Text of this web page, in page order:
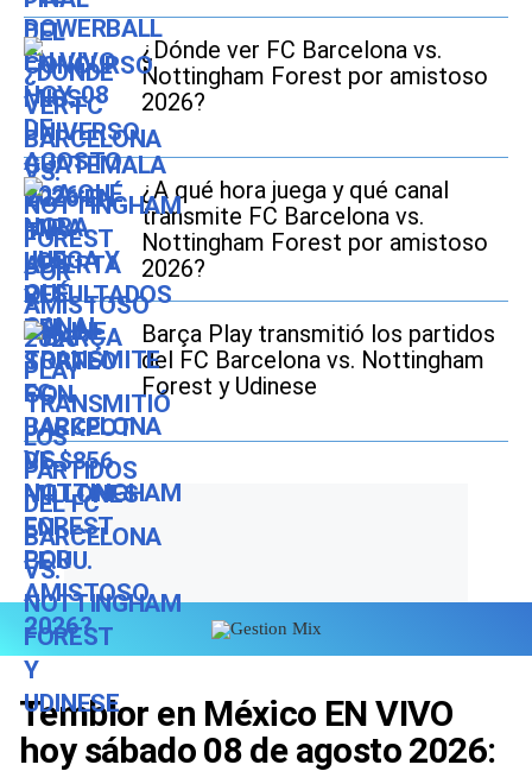
¿Dónde ver FC Barcelona vs.
Nottingham Forest por amistoso
2026?
¿A qué hora juega y qué canal
transmite FC Barcelona vs.
Nottingham Forest por amistoso
2026?
Barça Play transmitió los partidos
del FC Barcelona vs. Nottingham
Forest y Udinese